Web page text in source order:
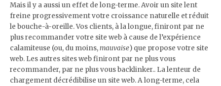
Mais il y a aussi un effet de long-terme. Avoir un site lent
freine progressivement votre croissance naturelle et réduit
le bouche-à-oreille. Vos clients, à la longue, finiront par ne
plus recommander votre site web à cause de l’expérience
calamiteuse (ou, du moins,mauvaise) que propose votre site
web. Les autres sites web finiront par ne plus vous
recommander, par ne plus vous backlinker.. La lenteur de
chargement décrédibilise un site web. A long-terme, cela